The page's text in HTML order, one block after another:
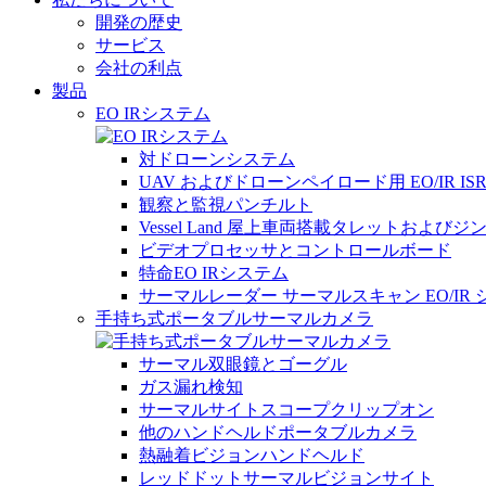
開発の歴史
サービス
会社の利点
製品
EO IRシステム
対ドローンシステム
UAV およびドローンペイロード用 EO/IR
観察と監視パンチルト
Vessel Land 屋上車両搭載タレットおよびジ
ビデオプロセッサとコントロールボード
特命EO IRシステム
サーマルレーダー サーマルスキャン EO/IR
手持ち式ポータブルサーマルカメラ
サーマル双眼鏡とゴーグル
ガス漏れ検知
サーマルサイトスコープクリップオン
他のハンドヘルドポータブルカメラ
熱融着ビジョンハンドヘルド
レッドドットサーマルビジョンサイト